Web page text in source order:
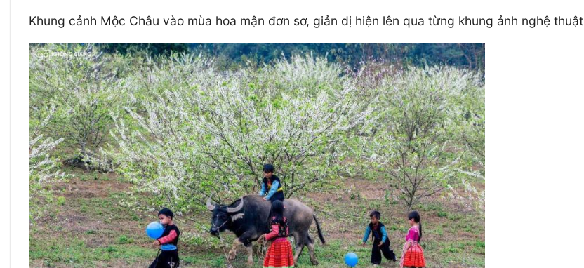
Khung cảnh Mộc Châu vào mùa hoa mận đơn sơ, giản dị hiện lên qua từng khung ảnh nghệ thuật